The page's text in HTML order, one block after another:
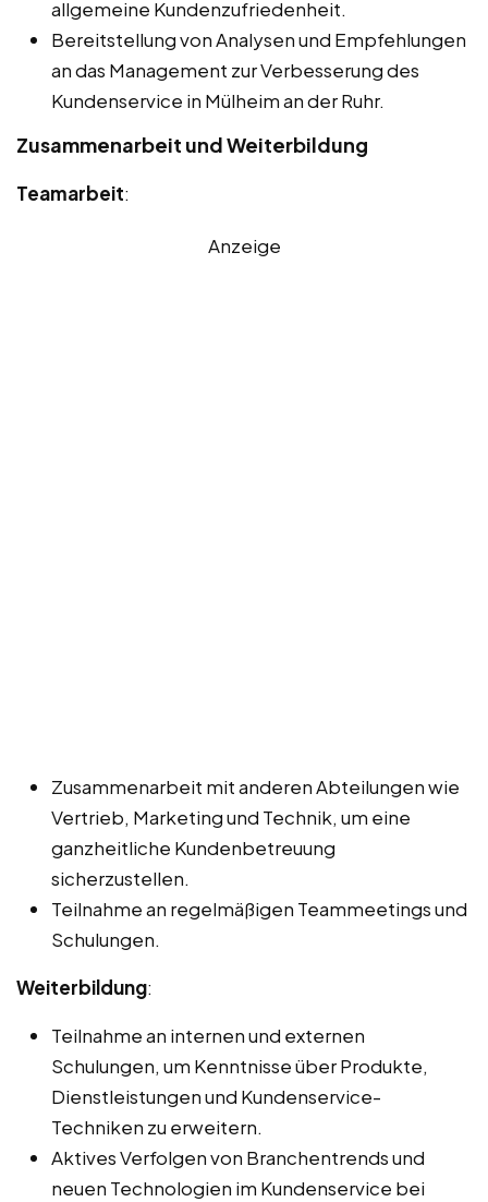
allgemeine Kundenzufriedenheit.
Bereitstellung von Analysen und Empfehlungen
an das Management zur Verbesserung des
Kundenservice in Mülheim an der Ruhr.
Zusammenarbeit und Weiterbildung
Teamarbeit:
Anzeige
Zusammenarbeit mit anderen Abteilungen wie
Vertrieb, Marketing und Technik, um eine
ganzheitliche Kundenbetreuung
sicherzustellen.
Teilnahme an regelmäßigen Teammeetings und
Schulungen.
Weiterbildung:
Teilnahme an internen und externen
Schulungen, um Kenntnisse über Produkte,
Dienstleistungen und Kundenservice-
Techniken zu erweitern.
Aktives Verfolgen von Branchentrends und
neuen Technologien im Kundenservice bei